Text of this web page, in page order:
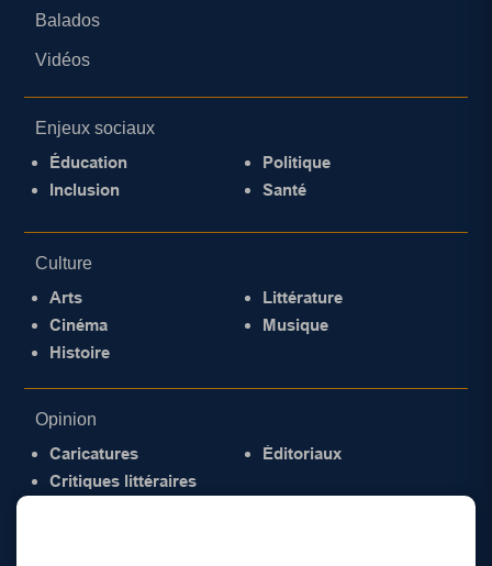
Balados
Vidéos
Enjeux sociaux
Éducation
Inclusion
Politique
Santé
Culture
Arts
Cinéma
Histoire
Littérature
Musique
Opinion
Caricatures
Critiques littéraires
Éditoriaux